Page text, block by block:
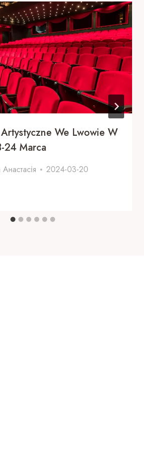
We Lwowie W
24 Marca
2024-03-20